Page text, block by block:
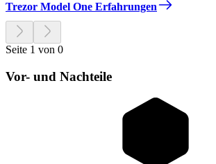
Trezor Model One Erfahrungen
Seite 1 von 0
Vor- und Nachteile